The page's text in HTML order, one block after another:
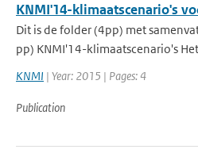
KNMI'14-klimaatscenario's
Dit is de folder (4pp) met
pp) KNMI'14-klimaatscenario's
KNMI | Year: 2015 | Pages: 4
Publication